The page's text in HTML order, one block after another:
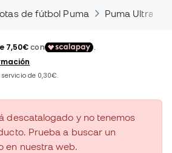
de fútbol Puma Puma Ultra
descatalogado y no tenemos
Prueba a buscar un
en nuestra web.